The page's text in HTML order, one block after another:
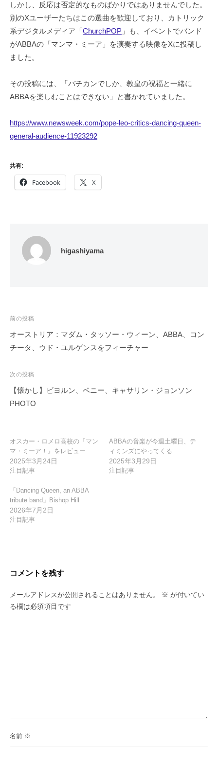
しかし、反応は否定的なものばかりではありませんでした。
別のXユーザーたちはこの選曲を歓迎しており、カトリック
系デジタルメディア「ChurchPOP 」も、イベントでバンド
がABBAの「マンマ・ミーア」を演奏する映像をXに投稿し
ました。
その投稿には、「バチカンでしか、教皇の祝福と一緒に
ABBAを楽しむことはできない」と書かれていました。
https://www.newsweek.com/pope-leo-critics-dancing-queen-
general-audience-11923292
共有:
Facebook X
higashiyama
投
稿
ナ
ゲ
ー
シ
前の投稿
オーストリア：マダム・タッソー・ウィーン、ABBA、コン
チータ、ウド・ユルゲンスをフィーチャー
次の投稿
【懐かし】ビヨルン、ベニー、キャサリン・ジョンソン
PHOTO
オスカー・ロメロ高校の『マン
マ・ミーア！』をレビュー
2025年3月24日
注目記事
ABBAの音楽が今週土曜日、テ
ィミンズにやってくる
2025年3月29日
注目記事
「Dancing Queen, an ABBA
tribute band」Bishop Hill
2026年7月2日
注目記事
コメントを残す
メールアドレスが公開されることはありません。 ※ が付いてい
る欄は必須項目です
名前 ※